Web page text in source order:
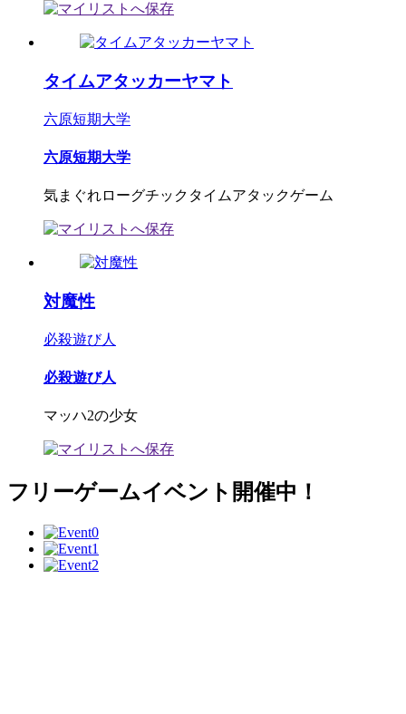
タイムアタッカーヤマト
六原短期大学
六原短期大学
気まぐれローグチックタイムアタックゲーム
対魔性
必殺遊び人
必殺遊び人
マッハ2の少女
フリーゲームイベント開催中！